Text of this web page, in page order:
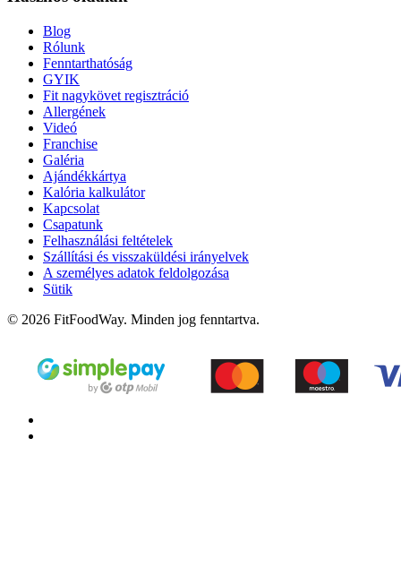
Blog
Rólunk
Fenntarthatóság
GYIK
Fit nagykövet regisztráció
Allergének
Videó
Franchise
Galéria
Ajándékkártya
Kalória kalkulátor
Kapcsolat
Csapatunk
Felhasználási feltételek
Szállítási és visszaküldési irányelvek
A személyes adatok feldolgozása
Sütik
© 2026 FitFoodWay. Minden jog fenntartva.